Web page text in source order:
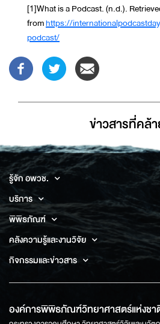
[1]What is a Podcast. (n.d.).
fromhttps://
podcast/
ข่าวสารที่่คล้
รู้จัก อพวช.
บริการ
พิพิธภัณฑ์
คลังความรู้และงานวิจัย
กิจกรรมและข่าวสาร
องค์การพิพิธภัณฑ์วิทยาศาสตร์แห่งชา